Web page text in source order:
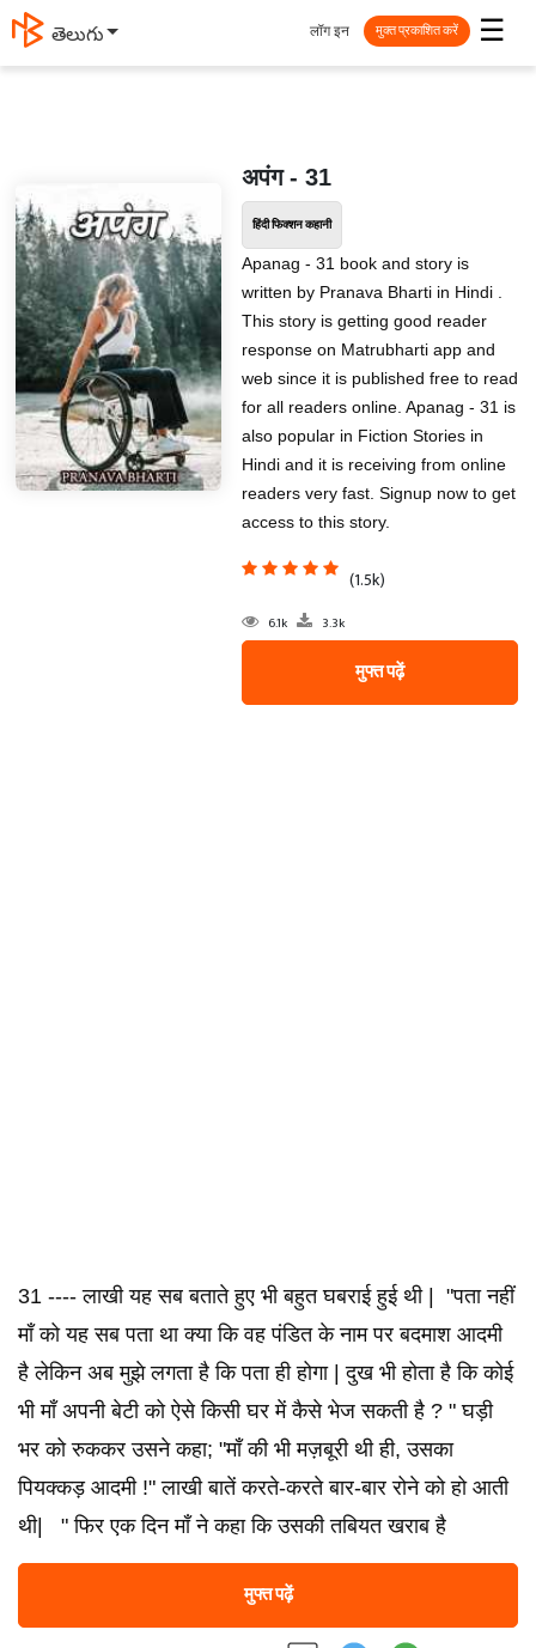
తెలుగు ☰
लॉग इन मुक्त प्रकाशित करें
अपंग - 31
हिंदी फिक्शन कहानी
Apanag - 31 book and story is
written by Pranava Bharti in Hindi .
This story is getting good reader
response on Matrubharti app and
web since it is published free to read
for all readers online. Apanag - 31 is
also popular in Fiction Stories in
Hindi and it is receiving from online
readers very fast. Signup now to get
access to this story.
(1.5k)
6.1k 3.3k
मुफ्त पढ़ें
31 ---- लाखी यह सब बताते हुए भी बहुत घबराई हुई थी | "पता नहीं
माँ को यह सब पता था क्या कि वह पंडित के नाम पर बदमाश आदमी
है लेकिन अब मुझे लगता है कि पता ही होगा | दुख भी होता है कि कोई
भी माँ अपनी बेटी को ऐसे किसी घर में कैसे भेज सकती है ? " घड़ी
भर को रुककर उसने कहा; "माँ की भी मज़बूरी थी ही, उसका
पियक्कड़ आदमी !" लाखी बातें करते-करते बार-बार रोने को हो आती
थी| " फिर एक दिन माँ ने कहा कि उसकी तबियत खराब है
मुफ्त पढ़ें